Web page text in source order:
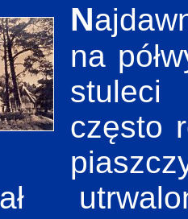
Najdawniejsze ślady osadnictwa
na
często